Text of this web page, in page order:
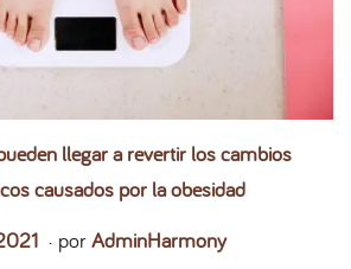
llegar a revertir los cambios
causados por la obesidad
2. porAdminHarmony